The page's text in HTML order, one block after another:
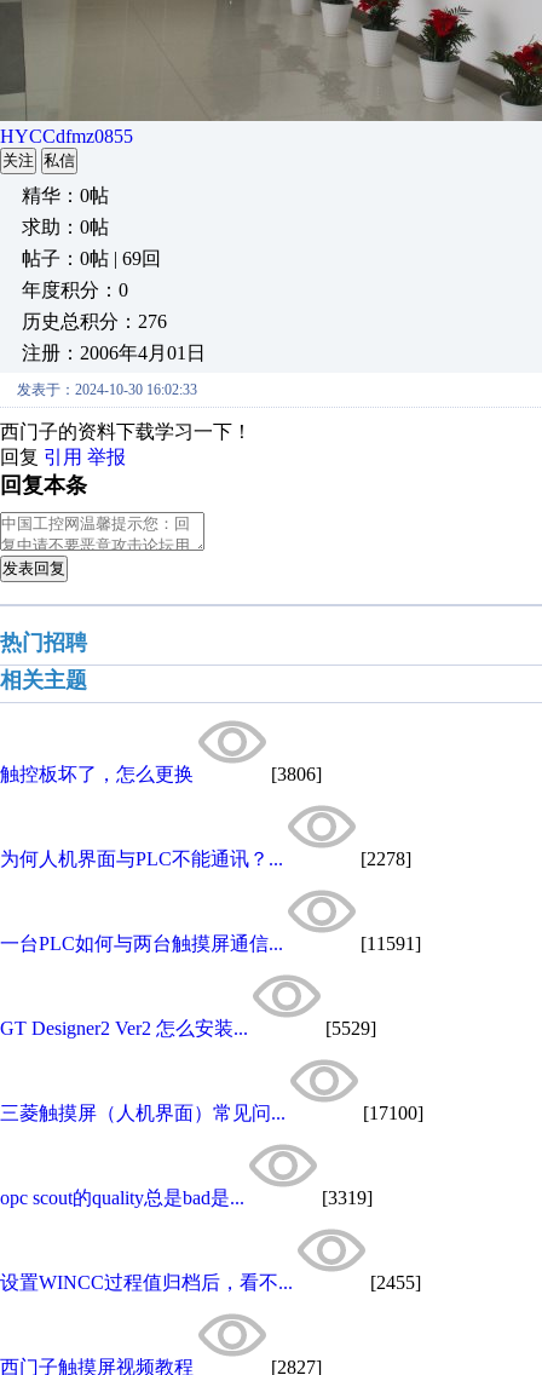
HYCCdfmz0855
关注 私信
精华：0帖
求助：0帖
帖子：0帖 | 69回
年度积分：0
历史总积分：276
注册：2006年4月01日
发表于：2024-10-30 16:02:33
西门子的资料下载学习一下！
回复 引用 举报
回复本条
发表回复
热门招聘
相关主题
触控板坏了，怎么更换 [3806]
为何人机界面与PLC不能通讯？... [2278]
一台PLC如何与两台触摸屏通信... [11591]
GT Designer2 Ver2 怎么安装... [5529]
三菱触摸屏（人机界面）常见问... [17100]
opc scout的quality总是bad是... [3319]
设置WINCC过程值归档后，看不... [2455]
西门子触摸屏视频教程 [2827]